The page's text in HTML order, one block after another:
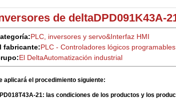
de deltaDPD091K43A-
PLC, inversores y servo&Interfaz HMI
fabricante:PLC - Controladores lógicos programables
El DeltaAutomatización industrial
aplicará el procedimiento siguiente:
21: las condiciones de los productos y los